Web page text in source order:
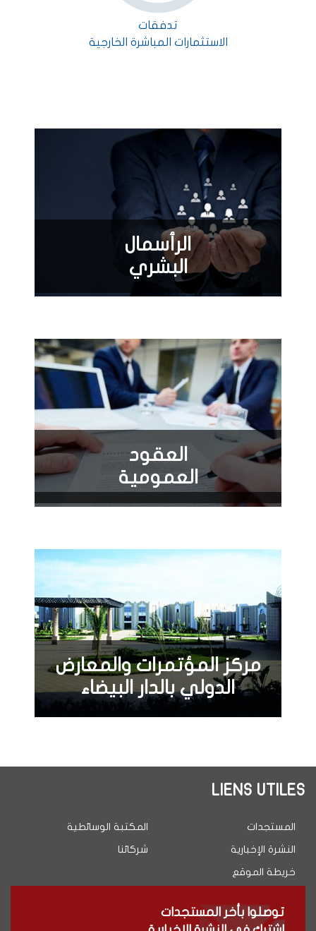
تدفقات
الاستثمارات المباشرة الخارجية
الرأسمال
البشري
العقود
العمومية
مركز المؤتمرات والمعارض
الدولي بالدار البيضاء
LIENS UTILES
المستجدات
النشرة الإخبارية
خريطة الموقع
المكتبة الوسائطية
شركائنا
توصلوا بأخر المستجدات